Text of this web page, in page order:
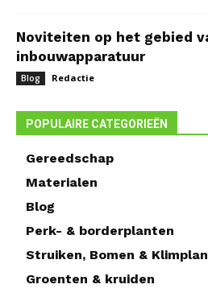
Noviteiten op het gebied
inbouwapparatuur
Blog Redactie
POPULAIRE CATEGORIEËN
Gereedschap
Materialen
Blog
Perk- & borderplanten
Struiken, Bomen &
Groenten & kruiden